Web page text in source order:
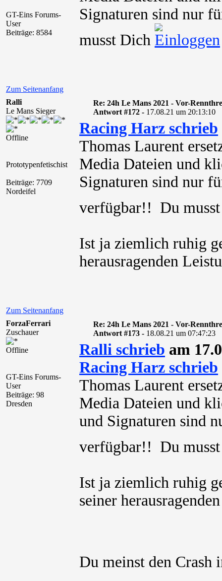
GT-Eins Forums-
User
Beiträge: 8584
Signaturen sind nur
musst Dich
Zum Seitenanfang
Ralli
Le Mans Sieger
Offline
Prototypenfetischist
Beiträge: 7709
Nordeifel
Re: 24h Le Mans 2021 - Vor-
Antwort #172 - 17.08.21 um 20:13:10
Racing Harz schrieb
Thomas Laurent
Media Dateien und
Signaturen sind nur
verfügbar!! Du
Ist ja ziemlich ruhig
herausragenden
Zum Seitenanfang
ForzaFerrari
Zuschauer
Offline
GT-Eins Forums-
User
Beiträge: 98
Dresden
Re: 24h Le Mans 2021 - Vor-
Antwort #173 - 18.08.21 um 07:47:23
Ralli schrieb am
Racing Harz schrieb
Thomas Laurent
Media Dateien und
und Signaturen sind
verfügbar!! Du
Ist ja ziemlich ruhig
seiner
Du meinst den Crash